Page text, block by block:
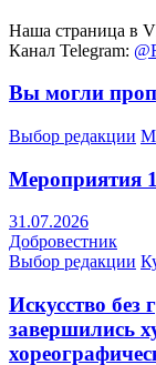
Наша страница в
Канал Telegram:
Вы могли
Выбор редакции
Мероприятия
31.07.2026
Добровестник
Выбор редакции
Искусство без
завершились